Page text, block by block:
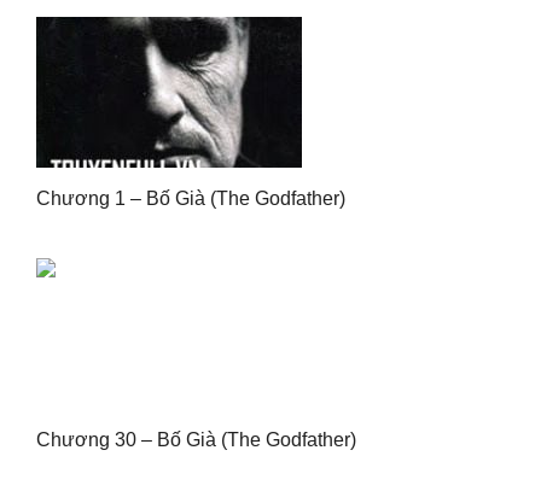
Chương 1 – Bố Già (The Godfather)
Chương 30 – Bố Già (The Godfather)